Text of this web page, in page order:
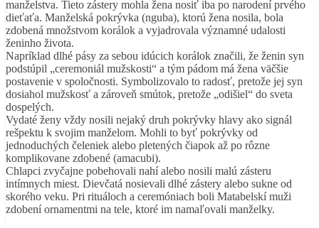
manželstva. Tieto zástery mohla žena nosiť iba po narodení prvého
dieťaťa. Manželská pokrývka (nguba), ktorú žena nosila, bola
zdobená množstvom korálok a vyjadrovala významné udalosti
ženinho života.
Napríklad dlhé pásy za sebou idúcich korálok značili, že ženin syn
podstúpil „ceremoniál mužskosti“ a tým pádom má žena väčšie
postavenie v spoločnosti. Symbolizovalo to radosť, pretože jej syn
dosiahol mužskosť a zároveň smútok, pretože „odišiel“ do sveta
dospelých.
Vydaté ženy vždy nosili nejaký druh pokrývky hlavy ako signál
rešpektu k svojim manželom. Mohli to byť pokrývky od
jednoduchých čeleniek alebo pletených čiapok až po rôzne
komplikovane zdobené (amacubi).
Chlapci zvyčajne pobehovali nahí alebo nosili malú zásteru
intímnych miest. Dievčatá nosievali dlhé zástery alebo sukne od
skorého veku. Pri rituáloch a ceremóniach boli Matabelskí muži
zdobení ornamentmi na tele, ktoré im namaľovali manželky.